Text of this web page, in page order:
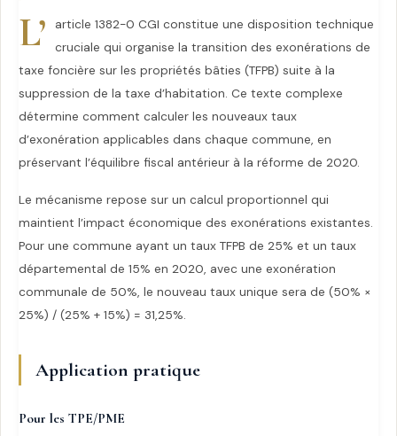
L’
article 1382-0 CGI constitue une disposition technique
cruciale qui organise la transition des exonérations de
taxe foncière sur les propriétés bâties (TFPB) suite à la
suppression de la taxe d’habitation. Ce texte complexe
détermine comment calculer les nouveaux taux
d’exonération applicables dans chaque commune, en
préservant l’équilibre fiscal antérieur à la réforme de 2020.
Le mécanisme repose sur un calcul proportionnel qui
maintient l’impact économique des exonérations existantes.
Pour une commune ayant un taux TFPB de 25% et un taux
départemental de 15% en 2020, avec une exonération
communale de 50%, le nouveau taux unique sera de (50% ×
25%) / (25% + 15%) = 31,25%.
Application pratique
Pour les TPE/PME